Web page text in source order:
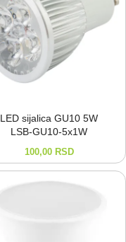
LED sijalica GU10 5W
LSB-⁠GU10-⁠5x1W
100,00 RSD